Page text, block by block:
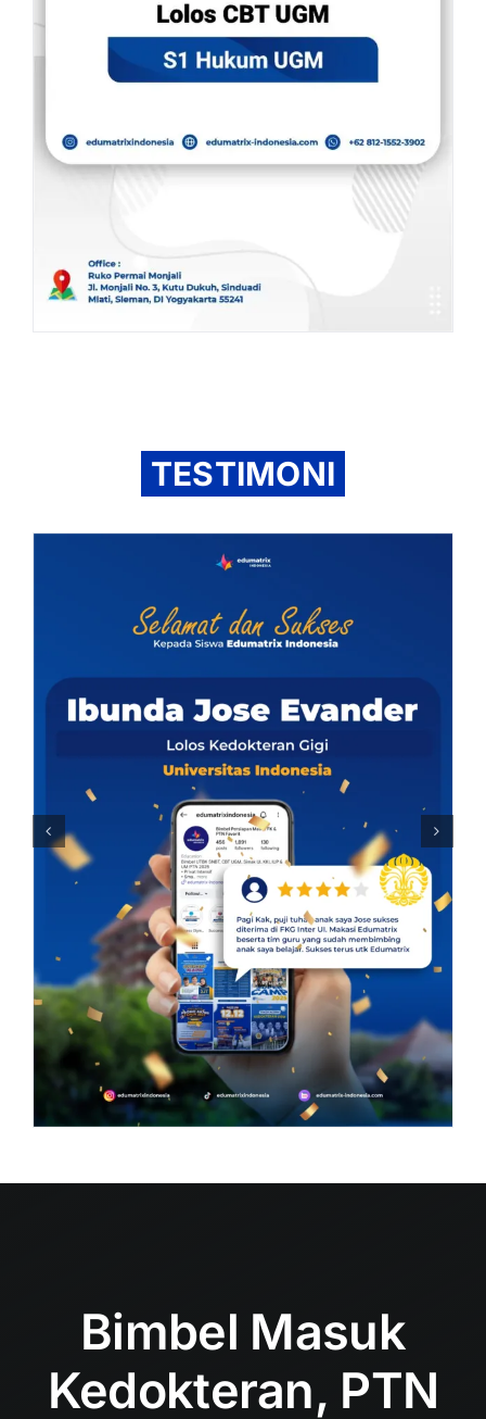
TESTIMONI
Bimbel Masuk
Kedokteran, PTN